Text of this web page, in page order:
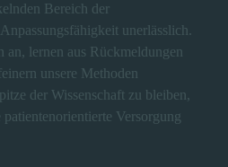
Bereich der
unerlässlich.
an, lernen aus Rückmeldungen
unsere Methoden
der Wissenschaft zu bleiben,
Versorgung